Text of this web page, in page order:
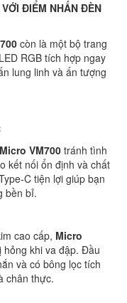
ĐIỂM NHẤN ĐÈN
còn là một bộ trang
RGB tích hợp ngay
lung linh và ấn tượng
Micro VM700 tránh tình
kết nối ổn định và chất
C tiện lợi giúp bạn
bền bỉ.
cao cấp, Micro
khi va đập. Đầu
và có bông lọc tích
chân thực.